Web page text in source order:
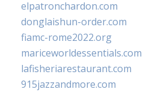
elpatronchardon.com
donglaishun-order.com
fiamc-rome2022.org
mariceworldessentials.com
lafisheriarestaurant.com
915jazzandmore.com